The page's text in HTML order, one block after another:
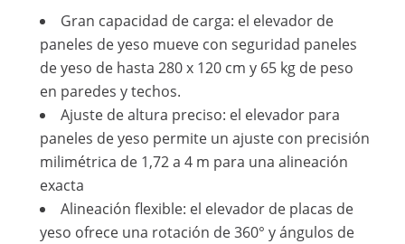
Gran capacidad de carga: el elevador de
paneles de yeso mueve con seguridad paneles
de yeso de hasta 280 x 120 cm y 65 kg de peso
en paredes y techos.
Ajuste de altura preciso: el elevador para
paneles de yeso permite un ajuste con precisión
milimétrica de 1,72 a 4 m para una alineación
exacta
Alineación flexible: el elevador de placas de
yeso ofrece una rotación de 360° y ángulos de